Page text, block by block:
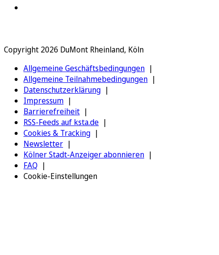
Copyright 2026 DuMont Rheinland, Köln
Allgemeine Geschäftsbedingungen
Allgemeine Teilnahmebedingungen
Datenschutzerklärung
Impressum
Barrierefreiheit
RSS-Feeds auf ksta.de
Cookies & Tracking
Newsletter
Kölner Stadt-Anzeiger abonnieren
FAQ
Cookie-Einstellungen